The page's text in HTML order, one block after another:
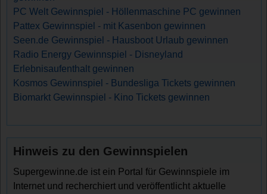
PC Welt Gewinnspiel - Höllenmaschine PC gewinnen
Pattex Gewinnspiel - mit Kasenbon gewinnen
Seen.de Gewinnspiel - Hausboot Urlaub gewinnen
Radio Energy Gewinnspiel - Disneyland
Erlebnisaufenthalt gewinnen
Kosmos Gewinnspiel - Bundesliga Tickets gewinnen
Biomarkt Gewinnspiel - Kino Tickets gewinnen
Hinweis zu den Gewinnspielen
Supergewinne.de ist ein Portal für Gewinnspiele im
Internet und recherchiert und veröffentlicht aktuelle